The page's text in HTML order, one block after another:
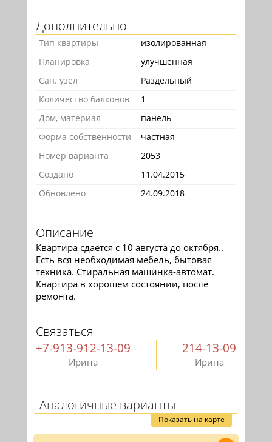
Дополнительно
Тип квартиры
изолированная
Планировка
улучшенная
Сан. узел
Раздельный
Количество балконов
1
Дом, материал
панель
Форма собственности
частная
Номер варианта
2053
Создано
11.04.2015
Обновлено
24.09.2018
Описание
Квартира сдается с 10 августа до октября..
Есть вся необходимая мебель, бытовая
техника. Стиральная машинка-автомат.
Квартира в хорошем состоянии, после
ремонта.
Связаться
+7-913-912-13-09
Ирина
214-13-09
Ирина
Аналогичные варианты
Показать на карте